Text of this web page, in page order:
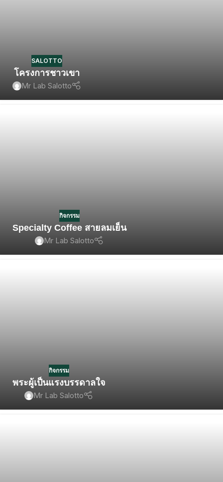
SALOTTO
โครงการชาวเขา
Mr Lab Salotto
กิจกรรม
Specialty Coffee สายลมเย็น
Mr Lab Salotto
กิจกรรม
พระผู้เป็นแรงบรรดาลใจ
Mr Lab Salotto